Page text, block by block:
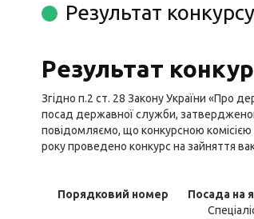
Результат
Результат
Згідно п.2 ст. 28 Закону України «Про
посад державної служби,
повідомляємо, що конкурсною комісією
року проведено конкурс на зайняття
Порядковий номер Посада на